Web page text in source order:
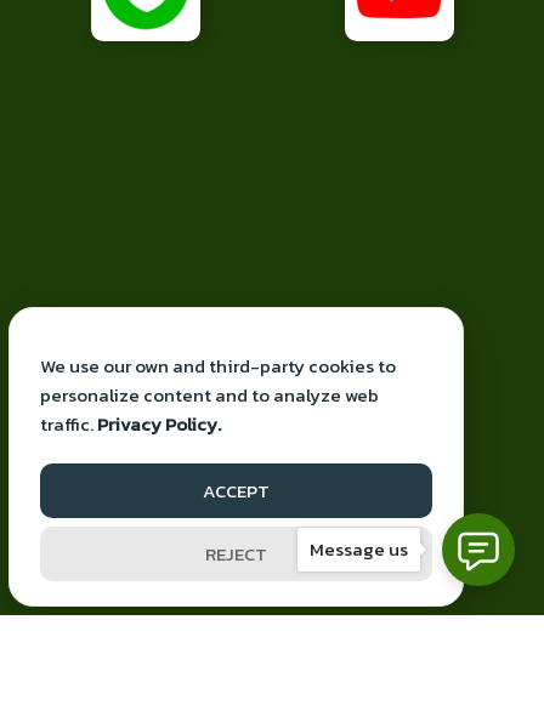
Proudly powered by knbiz
Facebook
YouTube
Mail
Message us
We use our own and third-party cookies to
personalize content and to analyze web
traffic.Privacy Policy.
ACCEPT
REJECT